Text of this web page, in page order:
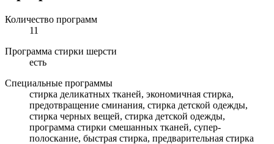
Количество программ
11
Программа стирки шерсти
есть
Специальные программы
стирка деликатных тканей, экономичная стирка,
предотвращение сминания, стирка детской одежды,
стирка черных вещей, стирка детской одежды,
программа стирки смешанных тканей, супер-
полоскание, быстрая стирка, предварительная стирка